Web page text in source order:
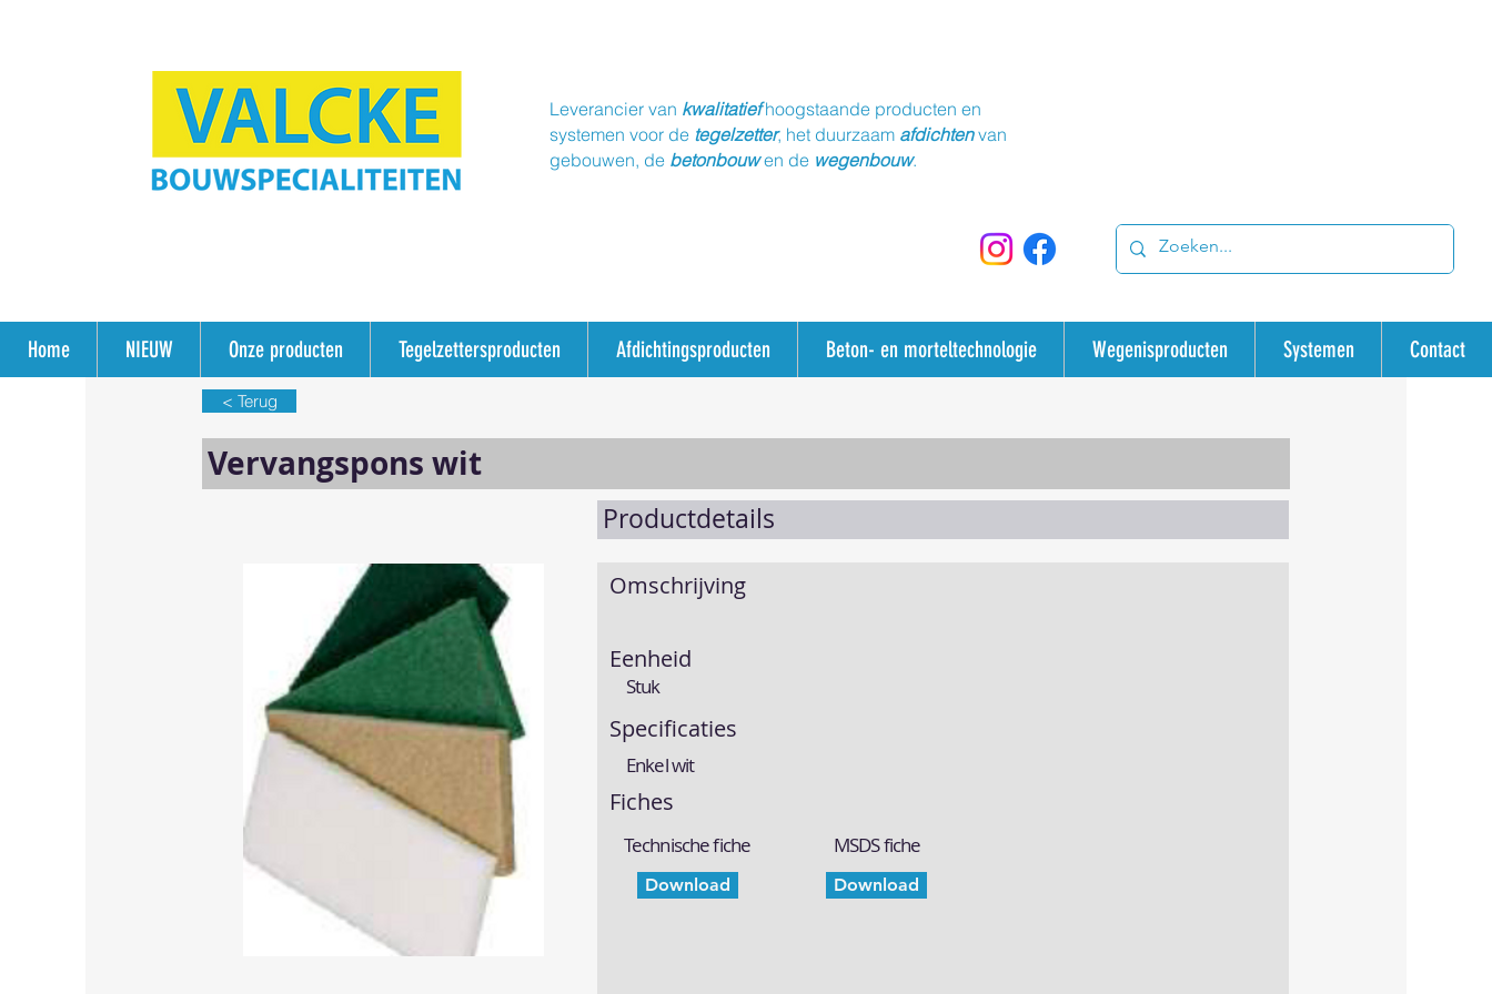
Leverancier van kwalitatiefhoogstaande producten en
systemen voor de tegelzetter, het duurzaam afdichtenvan
gebouwen, de betonbouwen de wegenbouw.
Home NIEUW Onze producten Tegelzettersproducten Afdichtingsproducten Beton- en morteltechnologie Wegenisproducten Systemen Contact
< Terug
Vervangspons wit
Productdetails
Omschrijving
Eenheid
Stuk
Specificaties
Enkel wit
Fiches
Technische fiche
Download
MSDS fiche
Download